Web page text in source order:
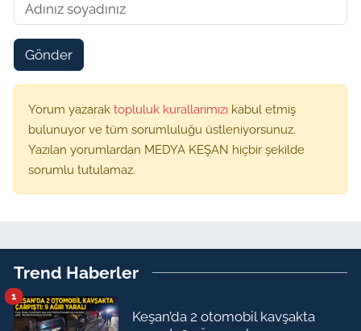
Gönder
Yorum yazarak topluluk kurallarımızı kabul etmiş
bulunuyor ve tüm sorumluluğu üstleniyorsunuz.
Yazılan yorumlardan MEDYA KEŞAN hiçbir şekilde
sorumlu tutulamaz.
Trend Haberler
Keşan’da 2 otomobil kavşakta
1